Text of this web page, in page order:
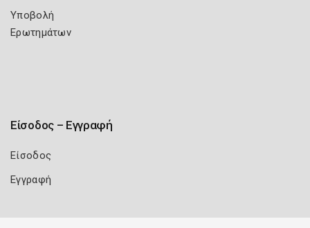
Υποβολή
Ερωτημάτων
Είσοδος – Εγγραφή
Είσοδος
Εγγραφή